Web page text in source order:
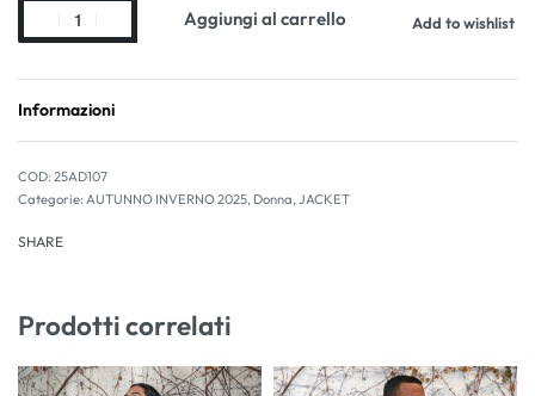
Aggiungi al carrello Add to wishlist
Informazioni
25AD107
Categorie: AUTUNNO INVERNO 2025, Donna,JACKET
SHARE
Prodotti correlati